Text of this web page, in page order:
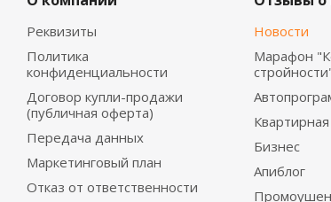
Реквизиты
Политика
конфиденциальности
Договор купли-продажи
(публичная оферта)
Передача данных
Маркетинговый план
Отказ от ответственности
Новости
Марафон
Бизнес
Апиблог
Промоушен